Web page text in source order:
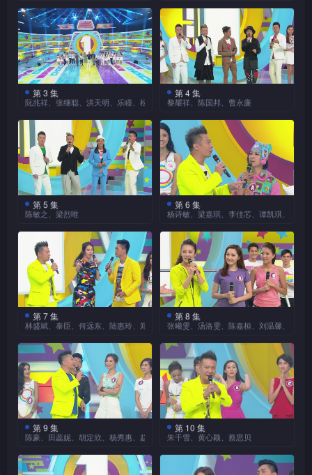
观众确认的次序与大会公佈的次序一致，即时可获得1000
分；如果只有第一的次序选择正确，则只可得600分，而其
馀次序排列将不获任何分数。
至于每个问题的答案选项排序，主要围绕三大类型，分
别是数据、参加者选择的喜好，以及节目直播时艺人参与游
戏的表现等来决定。换句话说，节目除了考验观众的知识、
眼光之外，参与观众的临场喜好选择，也会直接影响赛果，
紧张刺激！
大会系统会将每位参与观众每条题目所得之分数，储存
于其个人游戏帐户内。每晚从最高分的观众群中，抽出当晚
大奖的得主。
晚晚玩《超强选择1分钟》，晚晚有机会赢取丰厚奖
金，迎接一个真正「非常好玩」的Amazing Summer！
全新互动游戏节目《超强
选择1分钟》隆重启播，森
美、钱嘉乐和组合草蜢超强列
阵主持大局、发问题目，向全
香港观众大派奖金、奖品。节
目还会从获得最高分数的参加
者中，抽出十位幸运儿分享十
万元现金奖！
除了超强主持阵容之外，
组成的超强助选团，为观众提
供答案选择「贴士」。另外，
今集还有三位可爱、活泼、高
贵的主题乐园卡通人物驾临直
播现场，为观众带来欢乐之
馀，究竟他们还有什么特别任
务？
香港艺人当中，周润发
（发哥）是亲民的表表者，因
他平日最爱走进人群之中，早
前更掀起了一片在街上「野生
捕获」的热潮，可见发哥深受
市民爱戴的程度。假如发哥与
「天王」刘德华、「校长」谭
咏麟竞逐「艺人特首」，谁会
是「高票当选」的超强人选？
一轮激烈的「热身」过
后，观众应对玩法有所了解，
今集游戏亦踏入答问题、赢奖
金的戏肉！草蜢三子即场比拼
谁能做到最多次数？激斗展开
前，蔡一智、蔡一杰（杰
仔）、苏志威积极「拉票」，
杰仔声称能于一分钟内做出一
百次Sit Up，苏志威则硬销自
己体能最强，最终揭晓的「超
强结果」可会出人意表？
互动游戏节目《超强选择
1分钟》全面展开！由森美、
草蜢和钱嘉乐（大师兄）组成
的超强主持阵容，今集预备了
两个竞猜题目，考验家庭观众
的眼光，只要答案排列次序正
确，随时瓜分十万元奖金！
大师兄带领嘉宾曾淑雅
（Rainky）及何佩瑜
（Jeana）走出户外，跳进游
泳池，以单桨划动浮床斗快到
达池边的终点。三位美女「拉
票」时都信心十足：Jumbo身
形高佻、臂弯强劲；Rainky带
同魔鬼鱼浮床应战；Jeana强
一身健康肤色的Jumbo能否大
热胜出？
回到直播现场，森美、草
蜢安排的「晕陀陀赛跑」游戏
同样刺激，并由陈庭欣
（Toby）、欧阳巧莹
（Tammy）两位香港小姐，
决战「九龙小姐」马蹄露，从
表面看，大家对第一名与第三
名的「超强结果」，似乎已经
心中有数。及至实际比拼，
Toby自转十圈后立足不稳连森
美也撞倒地上，场面有多爆
笑？马蹄露赛前表示「踎低起
身会头晕」，到底属于向观众
大派「贴士」的真心话，还是
刻意示人以弱、隐藏「超强」
实力？
第 3 集
阮兆祥、张继聪、洪天明、乐瞳、松冈李那、张秀文
《超强选择1分钟》播出
两天，已经派出二十万元。赢
得现金奖的幸运儿固然高兴，
其他观众亦不用灰心，因为今
集依然会送上十万元现金奖；
大家只要再接再厉运用超强头
脑，将两条竞猜问题的答案正
确地顺序排列，即有机会获得
丰富的奖金、奖品！
主持草蜢与钱嘉乐请来阮
技，竞逐「即场视帝」宝座。
三位「猛男」嘉宾均有「瞓
身」演出，在地上滚来滚去；
家庭观众则根据三人的即兴演
技发挥，投选心水选择，会有
什么「超强结果」？另外，阿
聪与天明在直播现场还身负
家」、「拆局」等话题有关，
究竟怎麽回事？
游戏现场及后移到户外的
浅水湾，森美邀得乐瞳、松冈
李那和张秀文（Sammi）进行
滑水梯竞赛。三位美女要从滑
梯滑下，并以身体加上衝力，
撞向终点的保龄球瓶，撞倒最
多保龄瓶者为胜。Sammi赛前
自创押韵金句「拉票」，博得
全场的掌声及笑声，她的滑梯
真正实力又如何？乐瞳虽然在
身形上稍为「输蚀」，却强调
可凭稳健的「下盘」取胜，能
否成功「爆冷」？
第 4 集
黎耀祥、陈国邦、曹永廉
草蜢、森美、钱嘉乐合组
的超强主持阵容继续坐镇，执
行向家庭观众派发十万元奖金
的重要任务！节目准备了两条
竞猜题目，考验大家的「超
强」观察力及判断力。
参演剧集《公公出宫》的
仔）、陈国邦与曹永廉驾临直
播现场，他们的临场表现更是
观众排次序、赢奖金的关键。
第一关「吹鸡蛋」比拼，祥仔
与阿廉均自称「吹得之人」；
阿邦却搬出一堆数字与理论，
似乎胸有成竹，三人的「斗
三位「公公」在紧接的游
戏互斗演技，分别坐上正常
櫈、「雪糕筒」（路障）及
「无影櫈」，看看观众能否猜
中三人被分派的真正「坐
椅」。只见祥仔、阿邦与阿廉
坐下来都面容痛苦，似乎同受
到「雪糕筒」的尖顶「刺
激」，究竟哪位的「扮嘢」技
俩最精湛？
第 5 集
陈敏之、梁烈唯
《超强选择1分钟》今集
的奖金「加码」，送出合共十
五万元现金。除了十位家庭观
众各羸一万元之外，另有一位
幸运儿可独得五万元现金大
奖！
看过嘉宾们多晚的落力演
按捺不住请缨参与今集第一关
游戏「高跟鞋竞赛」，与陈敏
之、梁烈唯（唯唯）一起穿著
高跟鞋，斗快走平衡木。杰仔
穿上6吋高跟鞋，却表示平日
在舞台上常以高跟鞋载歌载
舞，经验十足；敏之穿惯高跟
挥可会较为「输蚀」？
目睹杰仔的表现后，蔡一
智与苏志威决定不让兄弟「专
美」，加入战圈在第二关「核
心肌肉训练」夹击唯唯。三人
均对「推辘」游戏十分认真，
第 6 集
杨诗敏、梁嘉琪、李佳芯、谭凯琪、张名
黄翠如加入节目的「超强
主持」行列，联同森美、钱嘉
乐继续向家庭观众派送丰富的
奖金、奖品。
杨诗敏（虾头）、梁嘉
琪、李佳芯（Ali）三位嘉宾穿
游戏「瞓身开风扇竞赛」。三
人要背贴地移动到终点，然后
以脚开启风扇者胜出。虾头自
称「股力」深厚，表示臀部力
量是其秘密武器；嘉琪则披上
丝质睡衣应战，希望藉此减少
与地面的摩擦力。Ali以一身短
可会成为左右最终结果的致胜
热播剧《鬼同你OT》中
的OL谭凯琪（Zoie）、张名
雅、李绮雯出战第二关游戏
「OL竞赛」。三位美女要坐
在办公椅上，并利用一双「厕
所泵」划向终点，究竟谁能快
第 7 集
林盛斌、泰臣、何远东、陆惠玲、郑丽丽、詹健儿
引来全城热话的《超强选
择1分钟》，除了仍有十位幸
运儿可瓜分十万元现金的大奖
之外，今集还增设了两个奖金
为五千元的安慰奖，游戏参加
者只要累积满一千分或以上，
便有机会得奖。
今集第一条「超强问
丽丽、詹健儿三位女嘉宾。观
第 8 集
张曦雯、汤洛雯、陈嘉桓、刘温馨、蕊蕊
今集节目安排了两个竞技
游戏，既挑战嘉宾们的体能，
又可考验参赛者的眼光！
张曦雯、汤洛雯、陈嘉桓
出战第一关「单槓转圈」竞
赛，三位美女要靠臂力支撑身
体协调缺一不可。嘉桓拥有功
第 9 集
陈豪、田蕊妮、胡定欣、杨秀惠、赵永洪、C君、温家伟
《鬼同你OT》的主要演
员陈豪（Mo）、田蕊妮、胡
第 10 集
朱千雪、黄心颖、蔡思贝
今集的奖金再度「加
码」，合共送出二十一万元奖